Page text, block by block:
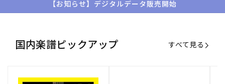
【お知らせ】デジタルデータ販売開始
国内楽譜ピックアップ すべて見る